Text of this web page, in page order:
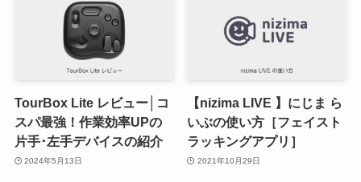
TourBox Lite レビュー│コ
スパ最強！作業効率UPの
片手･左手デバイスの紹介
2024年5月13日
【nizima LIVE 】にじま ら
いぶの使い方［フェイスト
ラッキングアプリ］
2021年10月29日